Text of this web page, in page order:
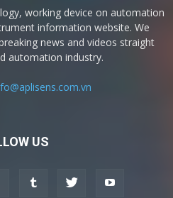
working device on automation
information website. We
news and videos straight
automation industry.
US